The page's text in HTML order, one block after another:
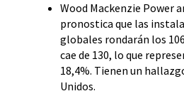
Wood Mackenzie Power
pronostica que las
globales rondarán los
cae de 130, lo que
18,4%. Tienen un
Unidos.